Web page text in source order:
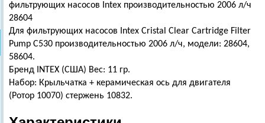
фильтрующих насосов Intex производительностью 2006 л/ч
28604
Для фильтрующих насосов Intex Cristal Clear Cartridge Filter
Pump C530 производительностью 2006 л/ч, модели: 28604,
58604.
Бренд INTEX (США) Вес: 11 гр.
Набор: Крыльчатка + керамическая ось для двигателя
(Ротор 10070) стержень 10832.